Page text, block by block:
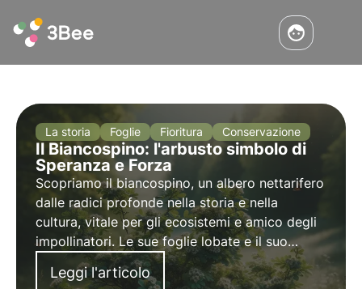
La storia Foglie Fioritura Conservazione
Il Biancospino: l'arbusto simbolo di
Speranza e Forza
Scopriamo il biancospino, un albero nettarifero
dalle radici profonde nella storia e nella
cultura, vitale per gli ecosistemi e amico degli
impollinatori. Le sue foglie lobate e il suo
portamento cespuglioso lo rendono un
elemento vitale nel paesaggio naturale.
Leggi l'articolo